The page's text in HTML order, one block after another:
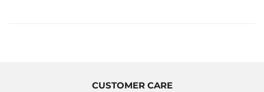
CUSTOMER CARE